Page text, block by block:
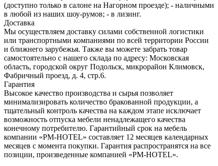
(доступно только в салоне на Нагорном проезде); - наличными
в любой из наших шоу-румов; - в лизинг.
Доставка
Мы осуществляем доставку силами собственной логистики
или транспортными компаниями по всей территории России
и ближнего зарубежья. Также вы можете забрать товар
самостоятельно с нашего склада по адресу: Московская
область, городcкой округ Подольск, микрорайон Климовск,
Фабричный проезд, д. 4, стр.6.
Гарантия
Высокое качество производства и сырья позволяет
минимализировать количество бракованной продукции, а
тщательный контроль качества на каждом этапе исключает
возможность отпуска мебели ненадлежащего качества
конечному потребителю. Гарантийный срок на мебель
компании «PM-HOTEL» составляет 12 месяцев календарных
месяцев с момента покупки. Гарантия распространятся на все
позиции, произведенные компанией «PM-HOTEL».